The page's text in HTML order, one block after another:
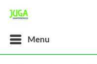
Menu